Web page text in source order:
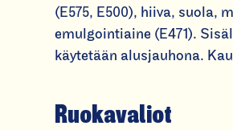
(E575, E500), hiiva, suola,
emulgointiaine (E471).
käytetään alusjauhona.
Ruokavaliot